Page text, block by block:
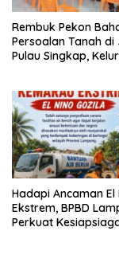
Rembuk Pekon
Persoalan Tanah di
Pulau Singkap,
Hadapi Ancaman El
Ekstrem, BPBD
Perkuat